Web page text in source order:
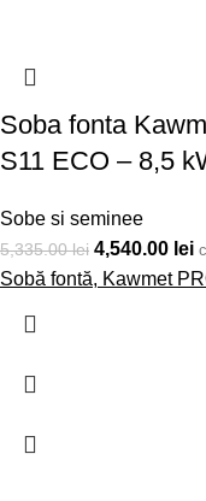
Soba fonta
S11 ECO – 8,5
Sobe si seminee
5,335.00lei 4,540.00 lei
Sobă fontă, Kawmet